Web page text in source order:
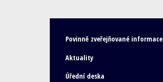
Povinně zveřejňované informace
Aktuality
Úřední deska